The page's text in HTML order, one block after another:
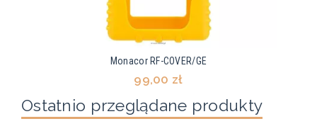
Monacor RF-COVER/GE
99,00 zł
Ostatnio przeglądane produkty